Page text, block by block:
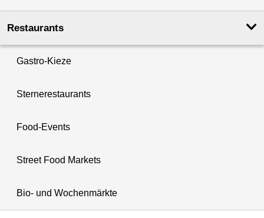
Restaurants
Gastro-Kieze
Sternerestaurants
Food-Events
Street Food Markets
Bio- und Wochenmärkte